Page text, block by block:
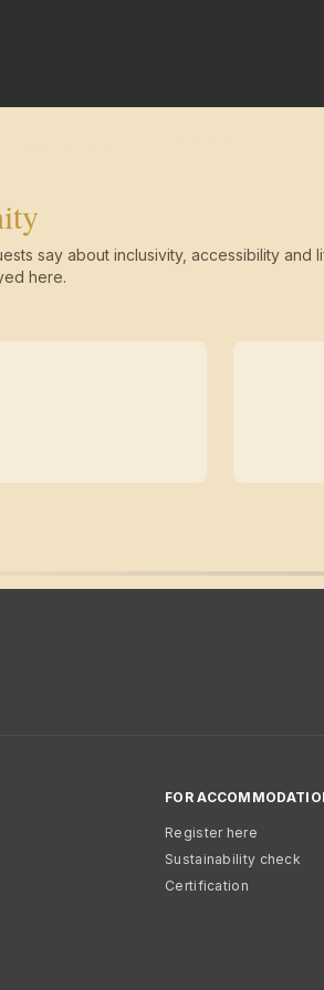
say about inclusivity, accessibility and
here.
FOR
Register here
Sustainability check
Certification